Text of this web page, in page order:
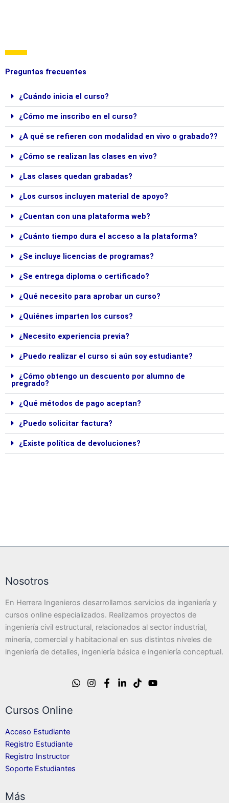
Preguntas frecuentes
¿Cuándo inicia el curso?
¿Cómo me inscribo en el curso?
¿A qué se refieren con modalidad en vivo o grabado??
¿Cómo se realizan las clases en vivo?
¿Las clases quedan grabadas?
¿Los cursos incluyen material de apoyo?
¿Cuentan con una plataforma web?
¿Cuánto tiempo dura el acceso a la plataforma?
¿Se incluye licencias de programas?
¿Se entrega diploma o certificado?
¿Qué necesito para aprobar un curso?
¿Quiénes imparten los cursos?
¿Necesito experiencia previa?
¿Puedo realizar el curso si aún soy estudiante?
¿Cómo obtengo un descuento por alumno de
pregrado?
¿Qué métodos de pago aceptan?
¿Puedo solicitar factura?
¿Existe política de devoluciones?
Nosotros
En Herrera Ingenieros desarrollamos servicios de ingeniería y
cursos online especializados. Realizamos proyectos de
ingeniería civil estructural, relacionados al sector industrial,
minería, comercial y habitacional en sus distintos niveles de
ingeniería de detalles, ingeniería básica e ingeniería conceptual.
Cursos Online
Acceso Estudiante
Registro Estudiante
Registro Instructor
Soporte Estudiantes
Más